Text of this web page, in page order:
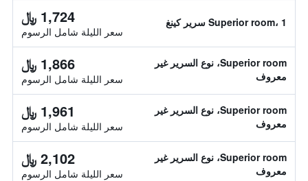
Superior room، 1 سرير كينغ 1,724 ﷼
سعر الليلة شامل الرسوم
Superior room، نوع السرير غير
معروف
1,866 ﷼
سعر الليلة شامل الرسوم
Superior room، نوع السرير غير
معروف
1,961 ﷼
سعر الليلة شامل الرسوم
Superior room، نوع السرير غير
معروف
2,102 ﷼
سعر الليلة شامل الرسوم